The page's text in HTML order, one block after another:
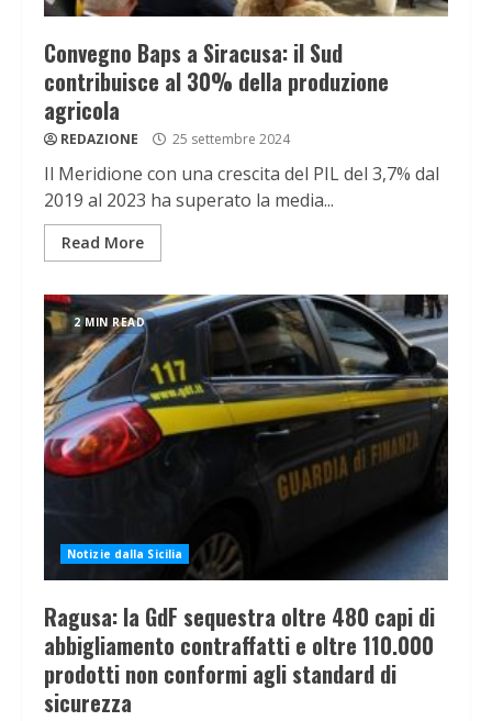
Convegno Baps a Siracusa: il Sud
contribuisce al 30% della produzione
agricola
REDAZIONE 25 settembre 2024
Il Meridione con una crescita del PIL del 3,7% dal
2019 al 2023 ha superato la media...
Read More
2 MIN READ
Notizie dalla Sicilia
Ragusa: la GdF sequestra oltre 480 capi di
abbigliamento contraffatti e oltre 110.000
prodotti non conformi agli standard di
sicurezza